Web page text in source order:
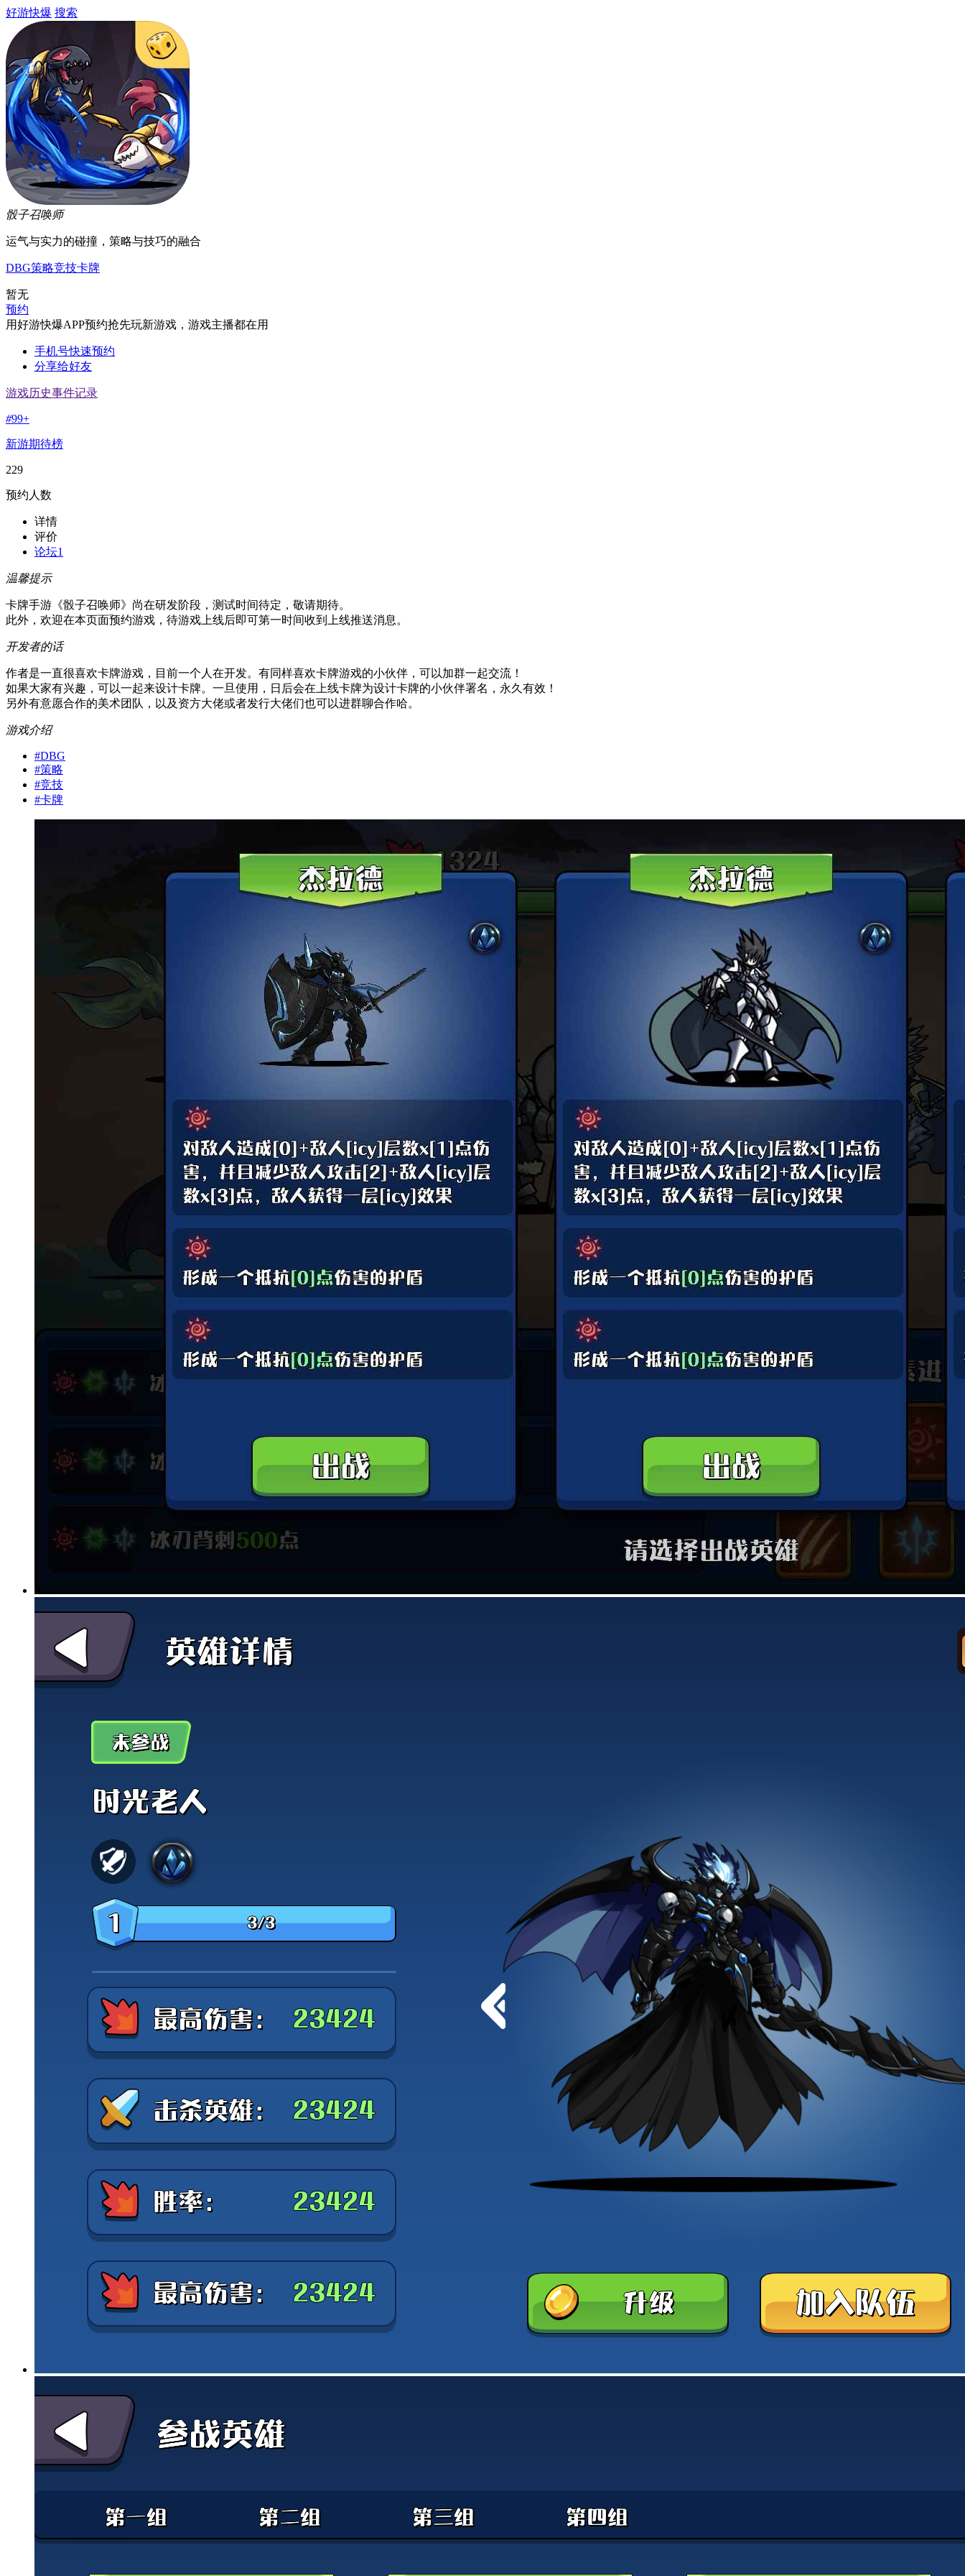
好游快爆 搜索
骰子召唤师
运气与实力的碰撞，策略与技巧的融合
DBG策略竞技卡牌
暂无
预约
用好游快爆APP预约抢先玩新游戏，游戏主播都在用
手机号快速预约
分享给好友
游戏历史事件记录
#99+
新游期待榜
229
预约人数
详情
评价
论坛1
温馨提示
卡牌手游《骰子召唤师》尚在研发阶段，测试时间待定，敬请期待。
此外，欢迎在本页面预约游戏，待游戏上线后即可第一时间收到上线推送消息。
开发者的话
作者是一直很喜欢卡牌游戏，目前一个人在开发。有同样喜欢卡牌游戏的小伙伴，可以加群一起交流！
如果大家有兴趣，可以一起来设计卡牌。一旦使用，日后会在上线卡牌为设计卡牌的小伙伴署名，永久有效！
另外有意愿合作的美术团队，以及资方大佬或者发行大佬们也可以进群聊合作哈。
游戏介绍
#DBG
#策略
#竞技
#卡牌